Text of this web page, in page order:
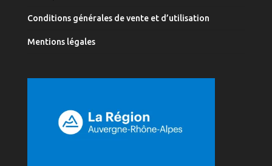
Conditions générales de vente et d’utilisation
Mentions légales